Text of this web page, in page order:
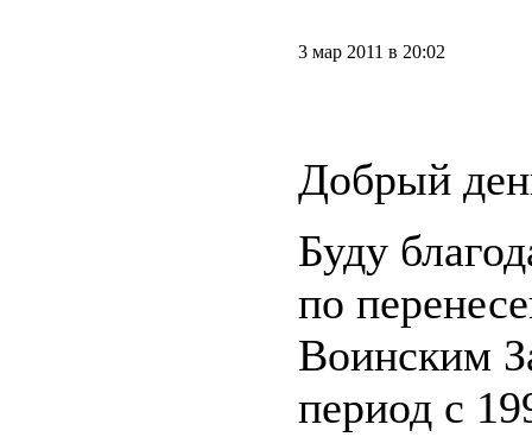
3 мар 2011 в 20:02
Добрый
Буду
по
Воинским
период с